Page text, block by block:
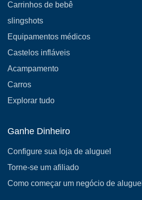
Carrinhos de bebê
slingshots
Equipamentos médicos
Castelos infláveis
Acampamento
Carros
Explorar tudo
Ganhe Dinheiro
Configure sua loja de aluguel
Torne-se um afiliado
Como começar um negócio de aluguel